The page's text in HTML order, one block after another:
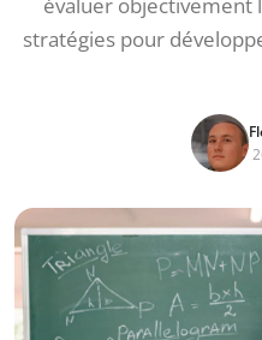
stratégies pour